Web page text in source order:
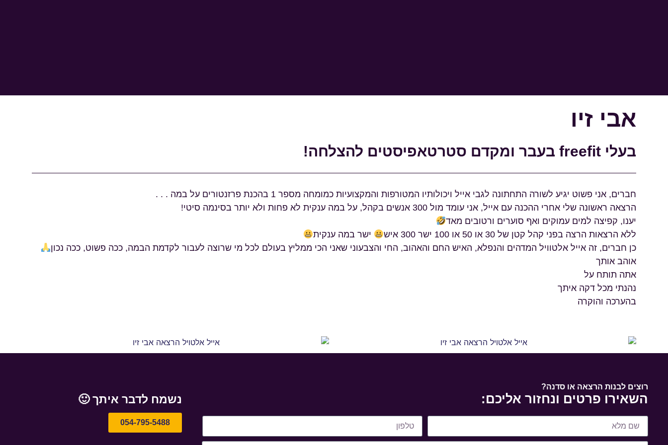
אבי זיו
בעלי freefit בעבר ומקדם סטרטאפיסטים להצלחה!
חברים, אני פשוט יגיע לשורה התחתונה לגבי אייל ויכולותיו המטורפות והמקצועיות כמומחה מספר 1 בהכנת פרזנטורים על במה . . .
הרצאה ראשונה שלי אחרי ההכנה עם אייל, אני עומד מול 300 אנשים בקהל, על במה ענקית לא פחות ולא יותר בסינמה סיטי!
יענו, קפיצה למים עמוקים ואף סוערים ורטובים מאד
ללא הרצאות הרצה בפני קהל קטן של 30 או 50 או 100 ישר 300 איש
ישר במה ענקית
כן חברים, זה אייל אלטוויל המדהים והנפלא, האיש החם והאהוב, החי והצבעוני שאני הכי ממליץ בעולם לכל מי שרוצה לעבור לקדמת הבמה, ככה פשוט, ככה נכון
אוהב אותך
אתה תותח על
נהנתי מכל דקה איתך
בהערכה והוקרה
רוצים לבנות הרצאה או סדנה?
השאירו פרטים ונחזור אליכם: נשמח לדבר איתך 🙂
054-795-5488